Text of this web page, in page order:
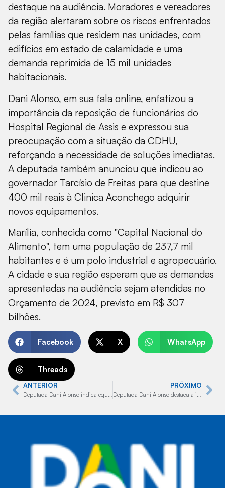
destaque na audiência. Moradores e vereadores
da região alertaram sobre os riscos enfrentados
pelas famílias que residem nas unidades, com
edifícios em estado de calamidade e uma
demanda reprimida de 15 mil unidades
habitacionais.
Dani Alonso, em sua fala online, enfatizou a
importância da reposição de funcionários do
Hospital Regional de Assis e expressou sua
preocupação com a situação da CDHU,
reforçando a necessidade de soluções imediatas.
A deputada também anunciou que indicou ao
governador Tarcísio de Freitas para que destine
400 mil reais à Clinica Aconchego adquirir
novos equipamentos.
Marília, conhecida como "Capital Nacional do
Alimento", tem uma população de 237,7 mil
habitantes e é um polo industrial e agropecuário.
A cidade e sua região esperam que as demandas
apresentadas na audiência sejam atendidas no
Orçamento de 2024, previsto em R$ 307
bilhões.
Facebook X WhatsApp
Threads
ANTERIOR
Deputada Dani Alonso indica equipamento de oftalmologia para a clínica Aconchego de Marília
PRÓXIMO
Deputada Dani Alonso destaca a importância da festa do peão de Barretos para a Economia de SP